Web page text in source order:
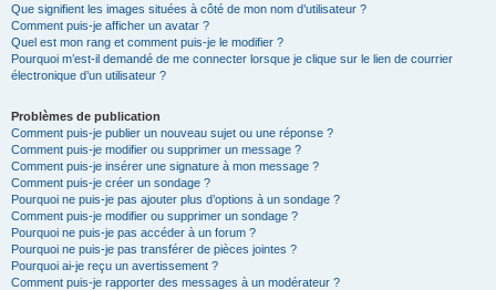
Que signifient les images situées à côté de mon nom d’utilisateur ?
Comment puis-je afficher un avatar ?
Quel est mon rang et comment puis-je le modifier ?
Pourquoi m’est-il demandé de me connecter lorsque je clique sur le lien de courrier
électronique d’un utilisateur ?
Problèmes de publication
Comment puis-je publier un nouveau sujet ou une réponse ?
Comment puis-je modifier ou supprimer un message ?
Comment puis-je insérer une signature à mon message ?
Comment puis-je créer un sondage ?
Pourquoi ne puis-je pas ajouter plus d’options à un sondage ?
Comment puis-je modifier ou supprimer un sondage ?
Pourquoi ne puis-je pas accéder à un forum ?
Pourquoi ne puis-je pas transférer de pièces jointes ?
Pourquoi ai-je reçu un avertissement ?
Comment puis-je rapporter des messages à un modérateur ?